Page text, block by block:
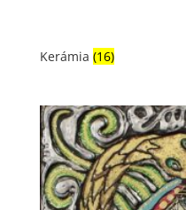
Kerámia (16)